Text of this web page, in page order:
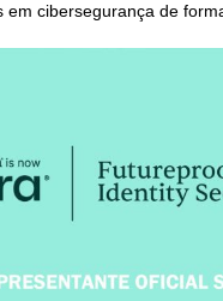
cibersegurança de